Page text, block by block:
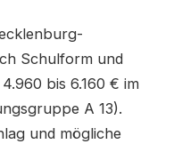
Schulform und
bis 6.160 € im
A 13).
und mögliche